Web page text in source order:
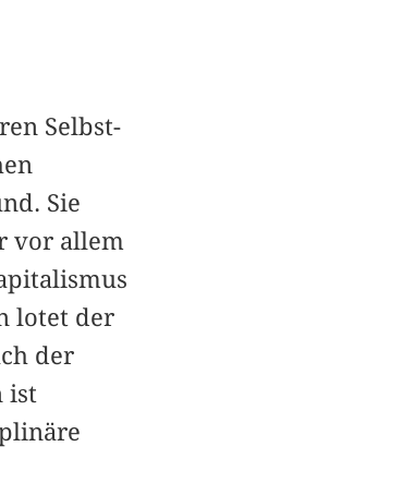
Selbst-
Sie
vor allem
lotet der
der
ist